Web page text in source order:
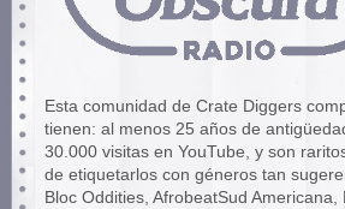
Esta comunidad de Crate Diggers
tienen: al menos 25 años de
30.000 visitas en YouTube, y son
de etiquetarlos con géneros tan
Bloc Oddities, AfrobeatSud Americana,